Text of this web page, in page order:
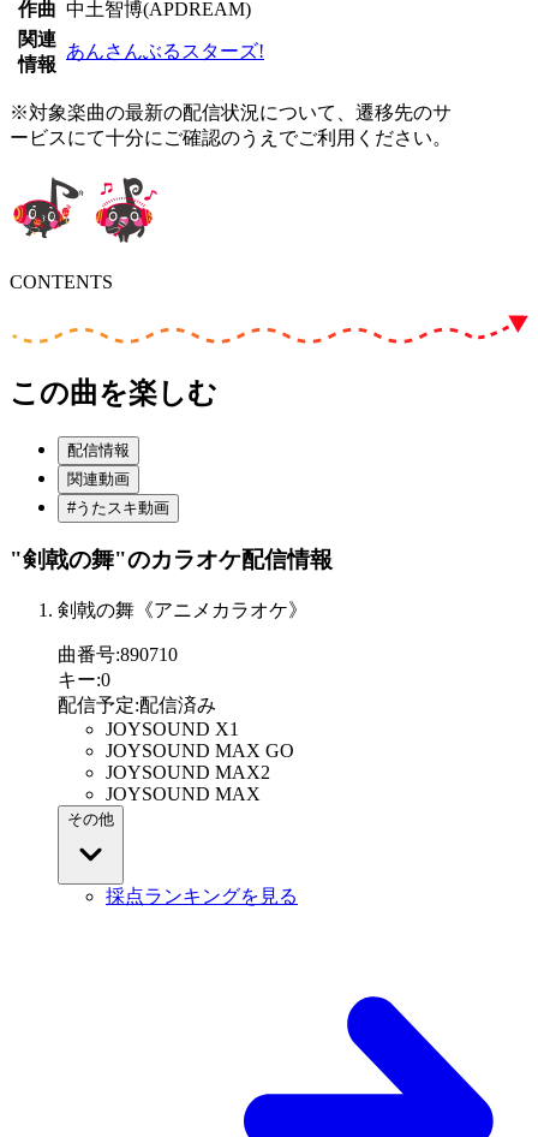
作曲 中土智博(APDREAM)
関連
情報
あんさんぶるスターズ!
※対象楽曲の最新の配信状況について、遷移先のサ
ービスにて十分にご確認のうえでご利用ください。
CONTENTS
この曲を楽しむ
配信情報
関連動画
#うたスキ動画
"剣戟の舞"のカラオケ配信情報
剣戟の舞《アニメカラオケ》
曲番号:890710
キー:0
配信予定:配信済み
JOYSOUND X1
JOYSOUND MAX GO
JOYSOUND MAX2
JOYSOUND MAX
その他
採点ランキングを見る